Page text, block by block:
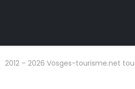
2012 – 2026 Vosges-tourisme.net